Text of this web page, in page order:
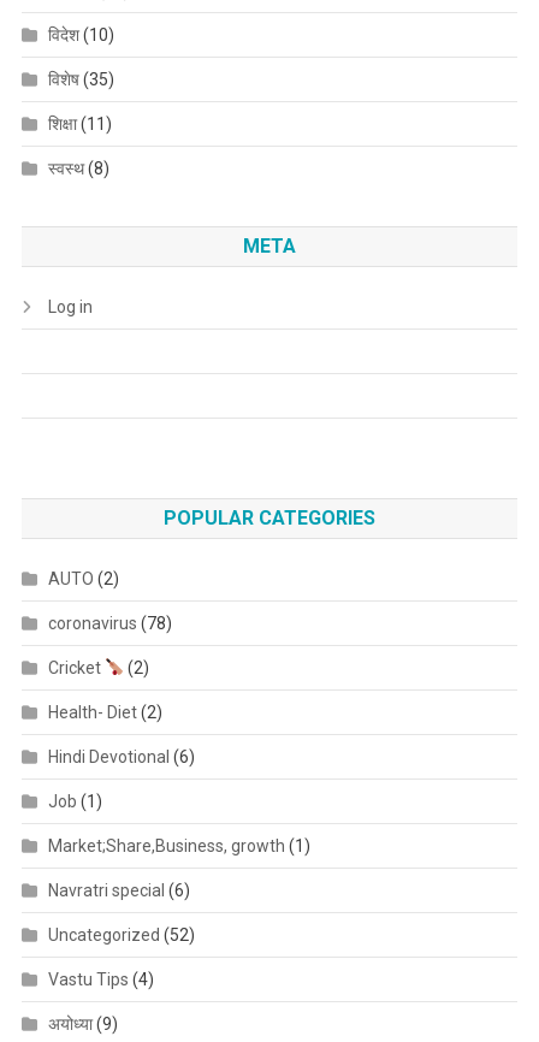
विदेश(10)
विशेष(35)
शिक्षा(11)
स्वस्थ(8)
META
Log in
POPULAR CATEGORIES
AUTO (2)
coronavirus (78)
Cricket (2)
Health- Diet(2)
Hindi Devotional (6)
Job (1)
Market;Share,Business, growth (1)
Navratri special (6)
Uncategorized (52)
Vastu Tips (4)
अयोध्या(9)